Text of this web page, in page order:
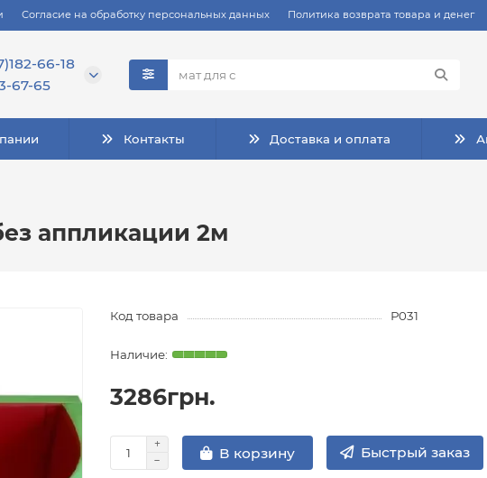
Согласие на обработку персональных данных Политика возврата товара и денег
66-18
67-65
Контакты Доставка и оплата
аппликации 2м
Код товара Р031
3286грн.
В корзину Быстрый заказ